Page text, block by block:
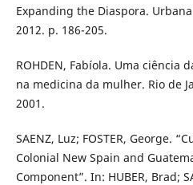
Expanding the Diaspora.
2012. p. 186-205.
ROHDEN, Fabíola. Uma ciência
na medicina da mulher. Rio de
2001.
SAENZ, Luz; FOSTER, George.
Colonial New Spain and
Component”. In: HUBER, Brad;